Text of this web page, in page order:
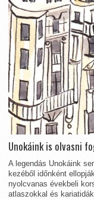
Unokáink is olvasni
A legendás Unokáink
kezéből időnként
nyolcvanas évekbeli
atlaszokkal és